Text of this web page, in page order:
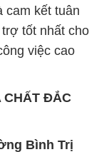
cam kết tuân
tốt nhất cho
việc cao
CHẤT ĐẮC
Bình Trị